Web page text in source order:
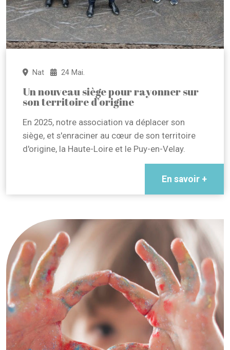
Nat 24 Mai.
Un nouveau siège pour rayonner sur
son territoire d’origine
En 2025, notre association va déplacer son
siège, et s'enraciner au cœur de son territoire
d'origine, la Haute-Loire et le Puy-en-Velay.
En savoir +